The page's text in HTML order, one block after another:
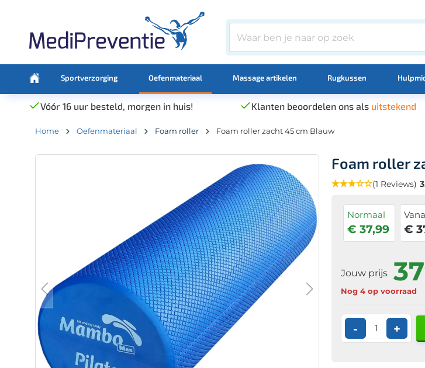
Sportverzorging Oefenmateriaal Massage artikelen Rugkussen
Vóór 16 uur besteld, morgen in huis! Klanten beoordelen ons als uitstekend
Home Oefenmateriaal Foam roller Foam roller zacht 45 cm Blauw
Foam roller
(1 Reviews)
Normaal
€ 37,99 €
Jouw prijs 37
Nog 4 op voorraad
- +